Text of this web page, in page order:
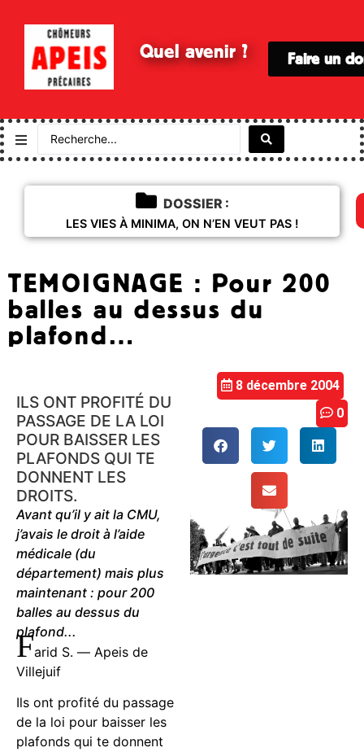
Quel avenir ? Faire un
DOSSIER :
LES VIES À MINIMA, ON N’EN VEUT PAS !
TEMOIGNAGE : Pour 200
balles au dessus du
plafond…
ILS ONT PROFITÉ DU
PASSAGE DE LA LOI
POUR BAISSER LES
PLAFONDS QUI TE
DONNENT LES
DROITS.
Avant qu’il y ait la CMU,
j’avais le droit à l’aide
médicale (du
département) mais plus
maintenant : pour 200
balles au dessus du
plafond...
Farid S. — Apeis de
Villejuif
Ils ont profité du passage
de la loi pour baisser les
plafonds qui te donnent
8 décembre 2004
0